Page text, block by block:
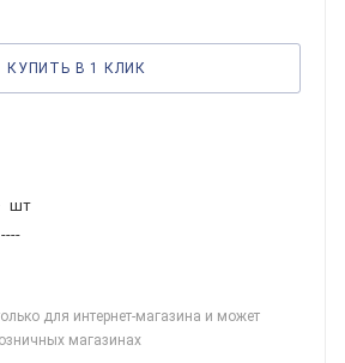
КУПИТЬ В 1 КЛИК
шт
----
для интернет-магазина и может
магазинах